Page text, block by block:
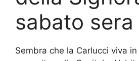
sabato sera
Sembra che la Carlucci viva